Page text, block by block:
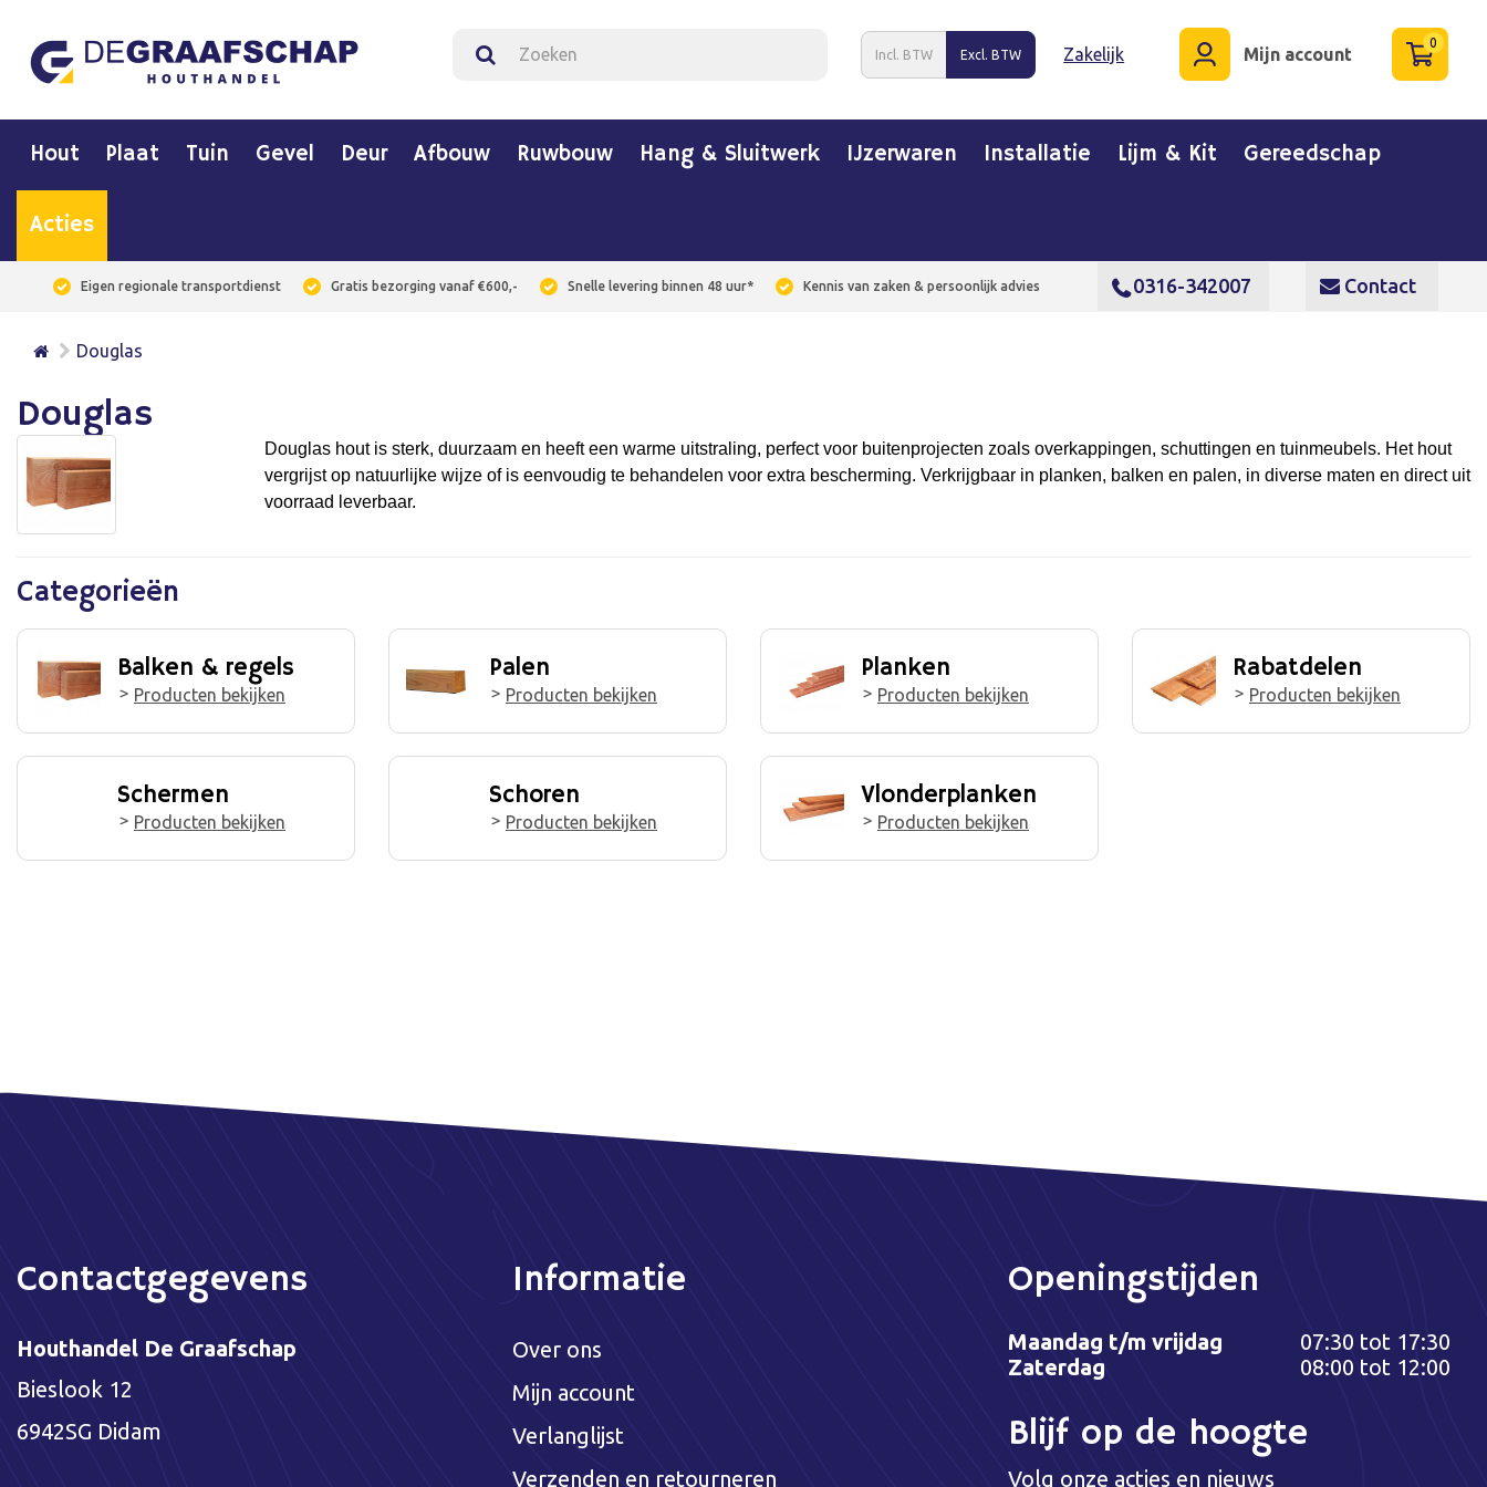
Incl. BTW Excl. BTW Zakelijk Mijn account
0
Hout Plaat Tuin Gevel Deur Afbouw Ruwbouw Hang & Sluitwerk IJzerwaren Installatie Lijm & Kit Gereedschap
Acties
Eigen regionale transportdienst Gratis bezorging vanaf €600,- Snelle levering binnen 48 uur* Kennis van zaken & persoonlijk advies 0316-342007 Contact
Douglas
Douglas
Douglas hout is sterk, duurzaam en heeft een warme uitstraling, perfect voor buitenprojecten zoals overkappingen, schuttingen en tuinmeubels. Het hout
vergrijst op natuurlijke wijze of is eenvoudig te behandelen voor extra bescherming. Verkrijgbaar in planken, balken en palen, in diverse maten en direct uit
voorraad leverbaar.
Categorieën
Balken & regels
Producten bekijken
Palen
Producten bekijken
Planken
Producten bekijken
Rabatdelen
Producten bekijken
Schermen
Producten bekijken
Schoren
Producten bekijken
Vlonderplanken
Producten bekijken
Contactgegevens
Houthandel De Graafschap
Bieslook 12
6942SG Didam
Informatie
Over ons
Mijn account
Verlanglijst
Verzenden en retourneren
Openingstijden
Maandag t/m vrijdag
Zaterdag
07:30 tot 17:30
08:00 tot 12:00
Blijf op de hoogte
Volg onze acties en nieuws